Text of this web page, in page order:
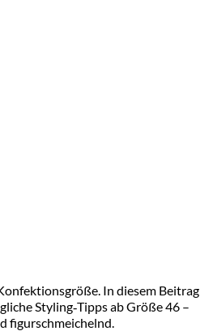
In diesem Beitrag
Styling‑Tipps ab Größe 46 –
figurschmeichelnd.